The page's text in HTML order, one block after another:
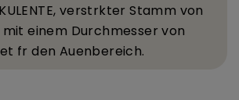
verstrkter Stamm von
einem Durchmesser von
fr den Auenbereich.